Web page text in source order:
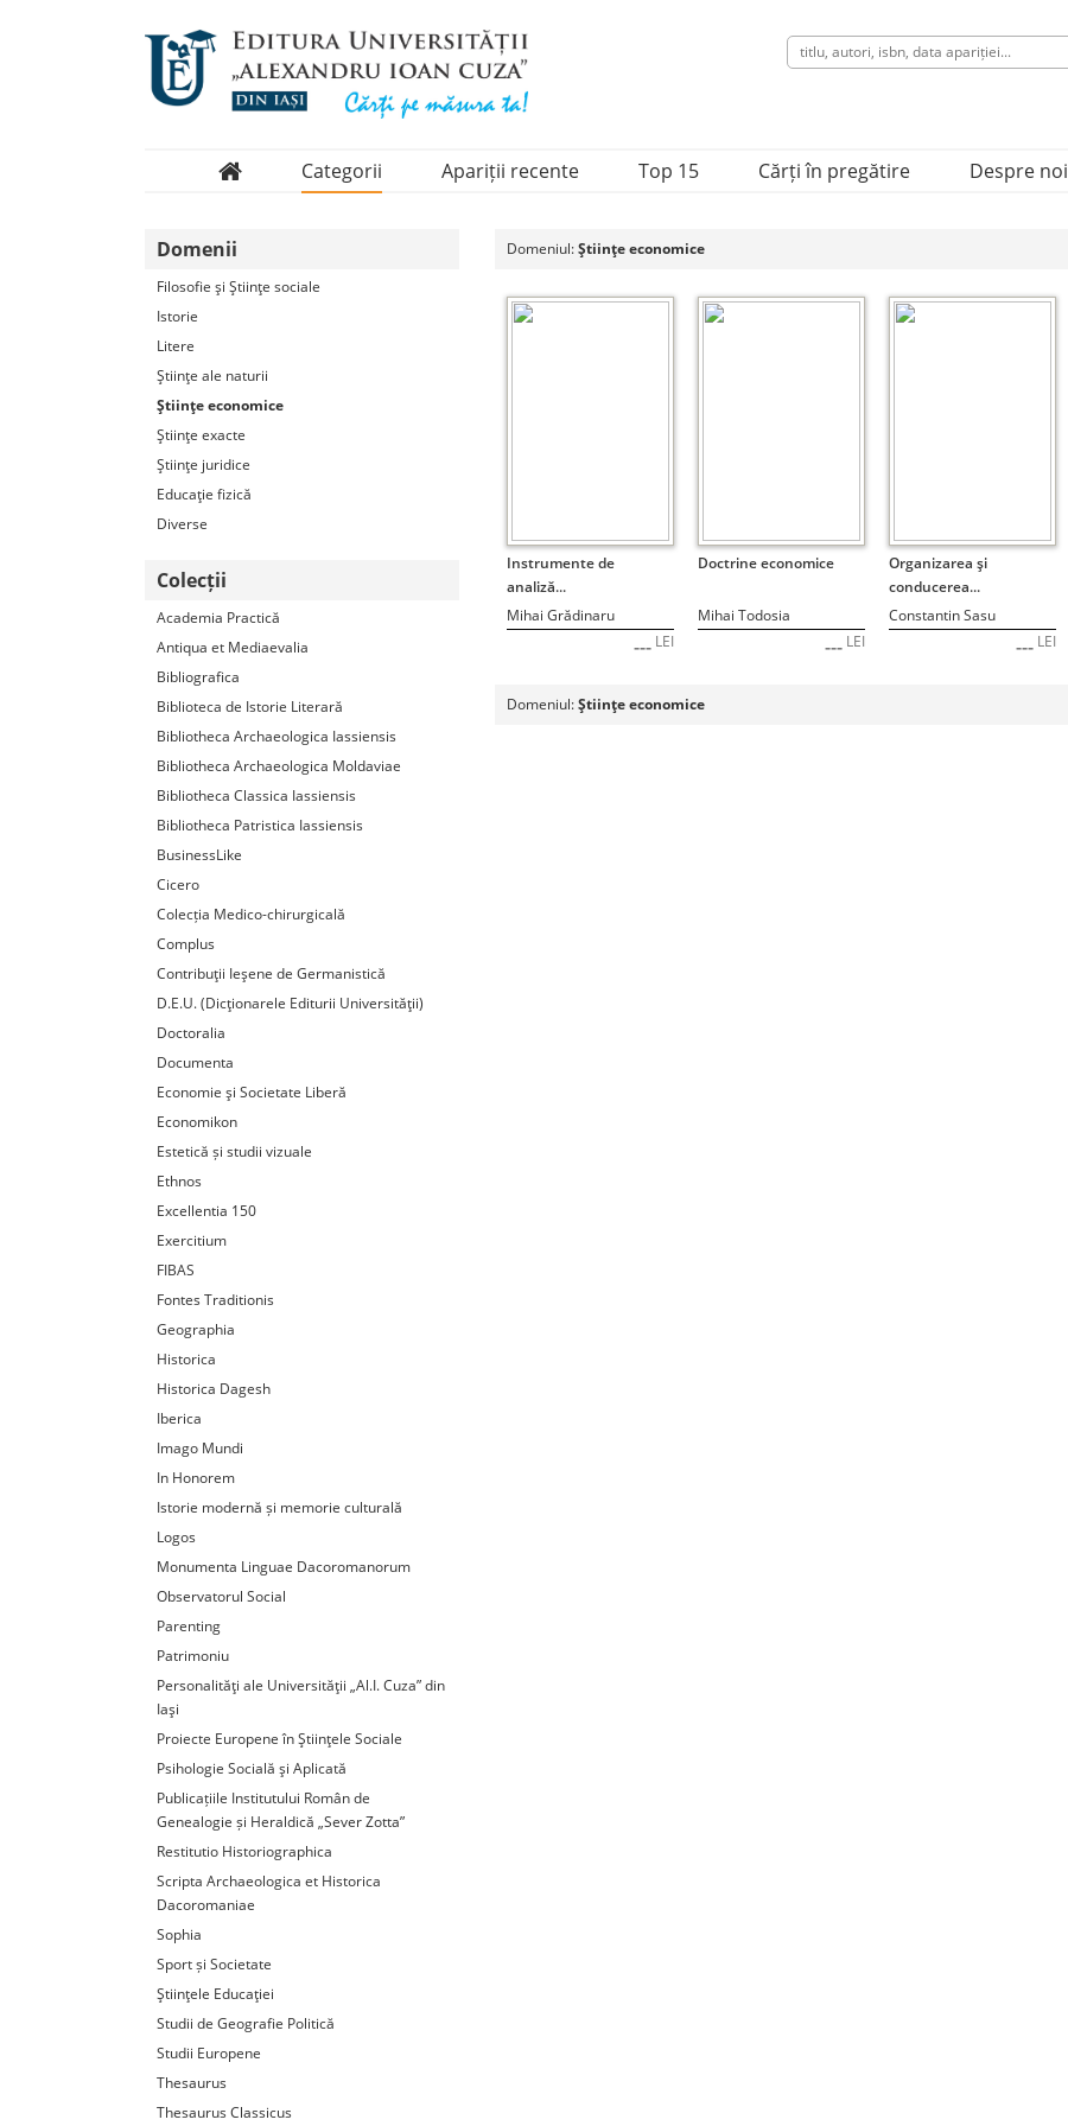
Categorii
Periodice
Apariții recente Top 15 Cărți în pregătire Despre noi
Domenii
Filosofie şi Ştiinţe sociale
Istorie
Litere
Ştiinţe ale naturii
Ştiinţe economice
Ştiinţe exacte
Ştiinţe juridice
Educaţie fizică
Diverse
Colecții
Academia Practică
Antiqua et Mediaevalia
Bibliografica
Biblioteca de Istorie Literară
Bibliotheca Archaeologica Iassiensis
Bibliotheca Archaeologica Moldaviae
Bibliotheca Classica Iassiensis
Bibliotheca Patristica Iassiensis
BusinessLike
Cicero
Colecția Medico-chirurgicală
Complus
Contribuţii Ieşene de Germanistică
D.E.U. (Dicţionarele Editurii Universităţii)
Doctoralia
Documenta
Economie şi Societate Liberă
Economikon
Estetică și studii vizuale
Ethnos
Excellentia 150
Exercitium
FIBAS
Fontes Traditionis
Geographia
Historica
Historica Dagesh
Iberica
Imago Mundi
In Honorem
Istorie modernă și memorie culturală
Logos
Monumenta Linguae Dacoromanorum
Observatorul Social
Parenting
Patrimoniu
Personalităţi ale Universităţii „Al.I. Cuza” din
Iaşi
Proiecte Europene în Ştiinţele Sociale
Psihologie Socială şi Aplicată
Publicațiile Institutului Român de
Genealogie și Heraldică „Sever Zotta”
Restitutio Historiographica
Scripta Archaeologica et Historica
Dacoromaniae
Sophia
Sport și Societate
Ştiinţele Educaţiei
Studii de Geografie Politică
Studii Europene
Thesaurus
Thesaurus Classicus
Domeniul:Ştiinţe economice
Instrumente de
analiză...
Mihai Grădinaru
--- LEI
STOC EPUIZAT Doctrine economice
Mihai Todosia
--- LEI
STOC EPUIZAT
Organizarea şi
conducerea...
Constantin Sasu
--- LEI
STOC EPUIZAT
Domeniul:Ştiinţe economice